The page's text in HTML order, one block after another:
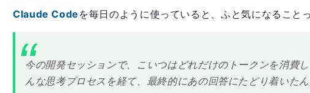
Claude Code を毎日のように使っていると、ふと気になること
今の開発セッションで、こいつはどれだけのトークンを消費
んな思考プロセスを経て、最終的にあの回答にたどり着いた